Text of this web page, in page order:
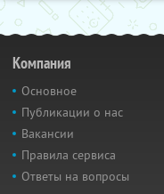
Компания
Основное
Публикации о нас
Вакансии
Правила сервиса
Ответы на вопросы